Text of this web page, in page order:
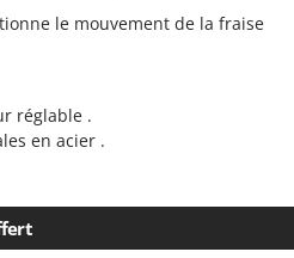
le mouvement de la fraise
réglable .
en acier .